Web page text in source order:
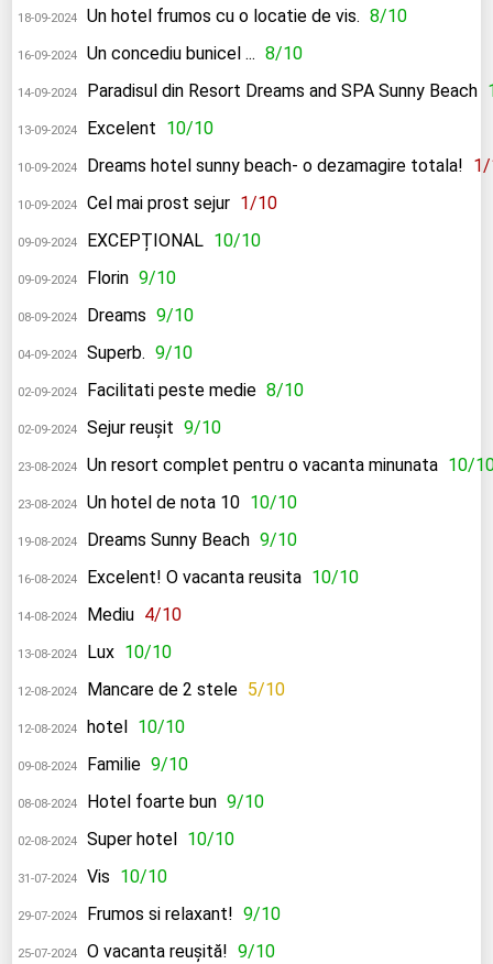
18-09-2024 Un hotel frumos cu o locatie de vis. 8/10
16-09-2024 Un concediu bunicel ... 8/10
14-09-2024 Paradisul din Resort Dreams and SPA Sunny Beach
13-09-2024 Excelent 10/10
10-09-2024 Dreams hotel sunny beach- o dezamagire totala!
10-09-2024 Cel mai prost sejur 1/10
09-09-2024 EXCEPȚIONAL 10/10
09-09-2024 Florin 9/10
08-09-2024 Dreams 9/10
04-09-2024 Superb. 9/10
02-09-2024 Facilitati peste medie 8/10
02-09-2024 Sejur reușit 9/10
23-08-2024 Un resort complet pentru o vacanta minunata 10/
23-08-2024 Un hotel de nota 10 10/10
19-08-2024 Dreams Sunny Beach 9/10
16-08-2024 Excelent! O vacanta reusita 10/10
14-08-2024 Mediu 4/10
13-08-2024 Lux 10/10
12-08-2024 Mancare de 2 stele 5/10
12-08-2024 hotel 10/10
09-08-2024 Familie 9/10
08-08-2024 Hotel foarte bun 9/10
02-08-2024 Super hotel 10/10
31-07-2024 Vis 10/10
29-07-2024 Frumos si relaxant! 9/10
25-07-2024 O vacanta reușită! 9/10